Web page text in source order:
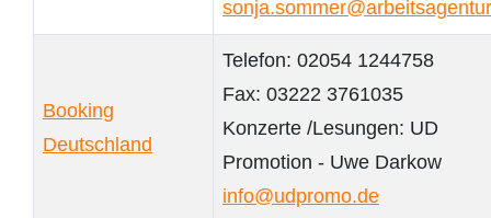
Booking
Deutschland
Telefon: 02054 1244758
Fax: 03222 3761035
Konzerte /Lesungen: UD
Promotion - Uwe Darkow
info@udpromo.de